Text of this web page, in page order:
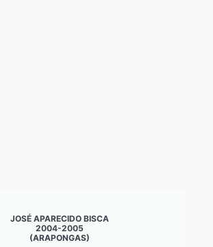
JOSÉ APARECIDO BISCA
2004-2005
(ARAPONGAS)